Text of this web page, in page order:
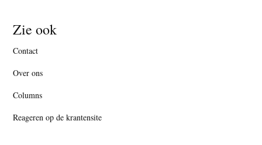
Zie ook
Contact
Over ons
Columns
Reageren op de krantensite